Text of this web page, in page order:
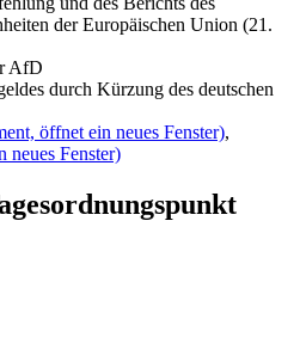
der Europäischen Union (21.
AfD
durch Kürzung des deutschen
öffnet ein neues Fenster),
neues Fenster)